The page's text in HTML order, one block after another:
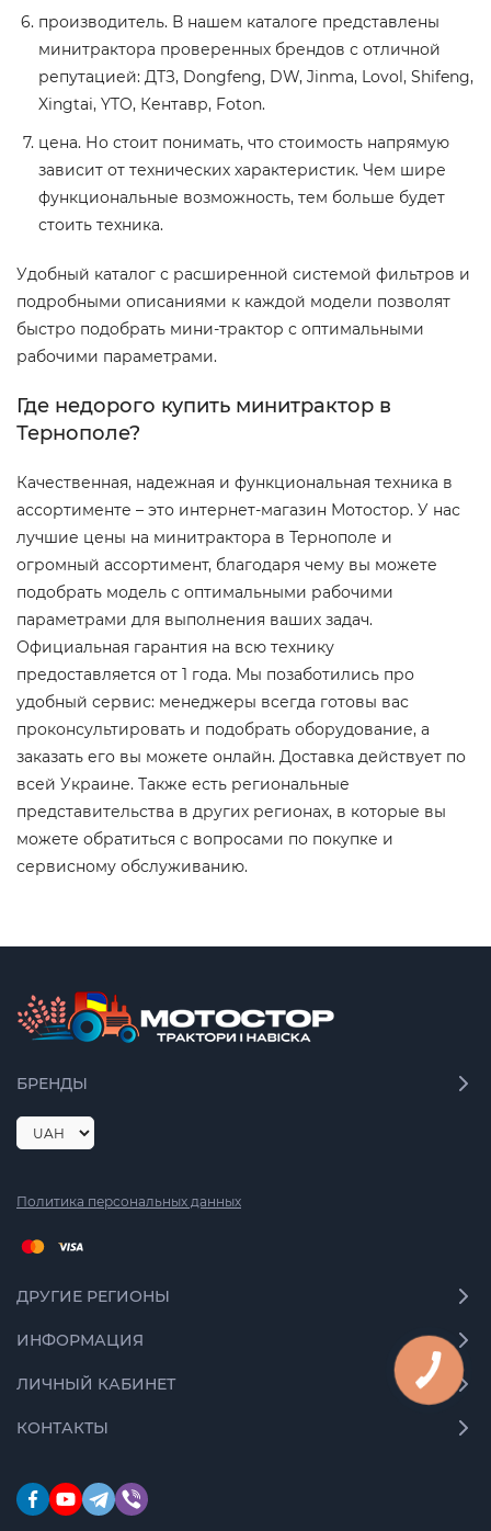
производитель. В нашем каталоге представлены
минитрактора проверенных брендов с отличной
репутацией: ДТЗ, Dongfeng, DW, Jinma, Lovol, Shifeng,
Xingtai, YTO, Кентавр, Foton.
цена. Но стоит понимать, что стоимость напрямую
зависит от технических характеристик. Чем шире
функциональные возможность, тем больше будет
стоить техника.
Удобный каталог с расширенной системой фильтров и
подробными описаниями к каждой модели позволят
быстро подобрать мини-трактор с оптимальными
рабочими параметрами.
Где недорого купить минитрактор в
Тернополе?
Качественная, надежная и функциональная техника в
ассортименте – это интернет-магазин Мотостор. У нас
лучшие цены на минитрактора в Тернополе и
огромный ассортимент, благодаря чему вы можете
подобрать модель с оптимальными рабочими
параметрами для выполнения ваших задач.
Официальная гарантия на всю технику
предоставляется от 1 года. Мы позаботились про
удобный сервис: менеджеры всегда готовы вас
проконсультировать и подобрать оборудование, а
заказать его вы можете онлайн. Доставка действует по
всей Украине. Также есть региональные
представительства в других регионах, в которые вы
можете обратиться с вопросами по покупке и
сервисному обслуживанию.
БРЕНДЫ
Политика персональных данных
ДРУГИЕ РЕГИОНЫ
ИНФОРМАЦИЯ
ЛИЧНЫЙ КАБИНЕТ
КОНТАКТЫ
КНОПКА
СВЯЗИ